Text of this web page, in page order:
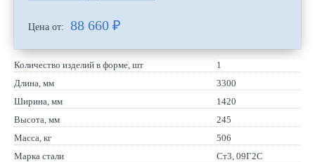
Цена от: 88 660 ₽
Количество изделий в форме, шт
1
Длина, мм
3300
Ширина, мм
1420
Высота, мм
245
Масса, кг
506
Марка стали
Ст3, 09Г2С